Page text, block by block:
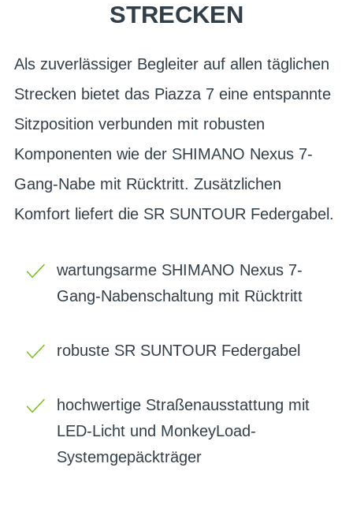
STRECKEN
Als zuverlässiger Begleiter auf allen täglichen
Strecken bietet das Piazza 7 eine entspannte
Sitzposition verbunden mit robusten
Komponenten wie der SHIMANO Nexus 7-
Gang-Nabe mit Rücktritt. Zusätzlichen
Komfort liefert die SR SUNTOUR Federgabel.
wartungsarme SHIMANO Nexus 7-
Gang-Nabenschaltung mit Rücktritt
robuste SR SUNTOUR Federgabel
hochwertige Straßenausstattung mit
LED-Licht und MonkeyLoad-
Systemgepäckträger